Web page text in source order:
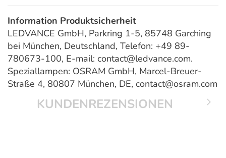
Information Produktsicherheit
LEDVANCE GmbH, Parkring 1-5, 85748 Garching
bei München, Deutschland, Telefon: +49 89-
780673-100, E-mail: contact@ledvance.com.
Speziallampen: OSRAM GmbH, Marcel-Breuer-
Straße 4, 80807 München, DE, contact@osram.com
KUNDENREZENSIONEN